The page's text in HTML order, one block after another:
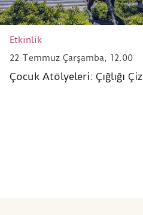
Etkinlik
22 Temmuz Çarşamba, 12.00
Çocuk Atölyeleri: Çığlığı Çiz